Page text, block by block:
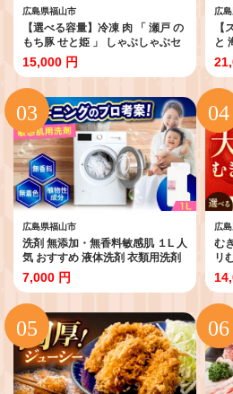
広島県福山市
【選べる容量】冷凍 肉 「 瀬戸 の
もち豚 せと姫 」 しゃぶしゃぶセ
ット ( ロース 肩ロース バラ ) 3種
の部位 広島県福山市/日本畜産株
式会社 豚肉 しゃぶしゃぶ 豚ロー
ス 豚肩ロース バラ肉 ばら 肉 おに
く にく お肉 鍋 しゃぶしゃぶ肉 ス
ライス セット 広島 福山 ロース バ
ラ しゃぶしゃぶ セット 食べ比べ
プレゼント [BAER002]
15,000 円
広
【
と
か
み
類
お
ッ
幸
し
広島県福山市
洗剤 無添加・無香料敏感肌 １L 人
気 おすすめ 液体洗剤 衣類用洗剤
赤ちゃん ベビー 肌にやさしい 低
刺激 部屋干し 防臭 ギフト 贈り物
プレゼント ギフト 贈答 日用品 ベ
ビー用品 肌に優しい 新生児 赤ち
ゃん用 低刺激 アトピー肌用 肌着
子供服 子ども服 子ども用 ベビー
用 消耗品 生活用品 ストック 普段
使い 洗濯洗剤 広島 福山市/株式会
社エスファクトリー [BAGI008]
7,000 円
広
む
リ
び
び
海
品
処
ー
2キ
す